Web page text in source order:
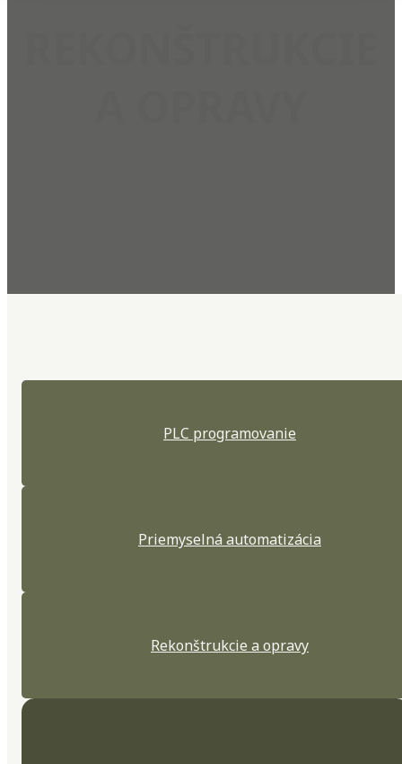
PLC programovanie
Priemyselná automatizácia
Rekonštrukcie a opravy